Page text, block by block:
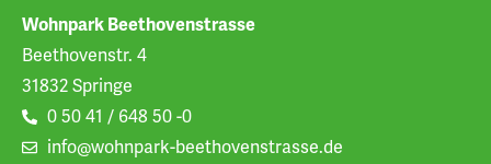
Wohnpark Beethovenstrasse
Beethovenstr. 4
31832 Springe
0 50 41 / 648 50 -0
info@wohnpark-beethovenstrasse.de